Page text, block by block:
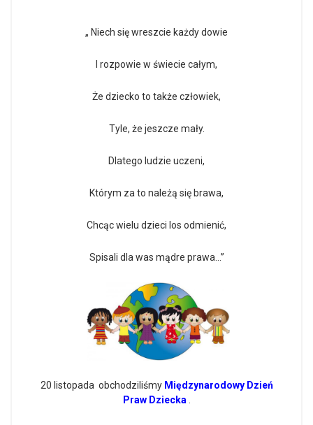
„ Niech się wreszcie każdy dowie
I rozpowie w świecie całym,
Że dziecko to także człowiek,
Tyle, że jeszcze mały.
Dlatego ludzie uczeni,
Którym za to należą się brawa,
Chcąc wielu dzieci los odmienić,
Spisali dla was mądre prawa…”
20 listopada obchodziliśmy Międzynarodowy Dzień
Praw Dziecka